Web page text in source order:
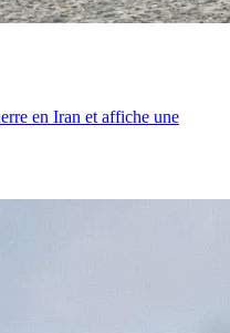
en Iran et affiche une